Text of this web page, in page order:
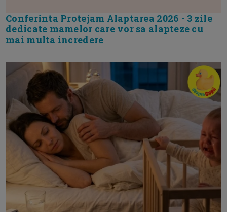
Conferinta Protejam Alaptarea 2026 - 3 zile
dedicate mamelor care vor sa alapteze cu
mai multa incredere